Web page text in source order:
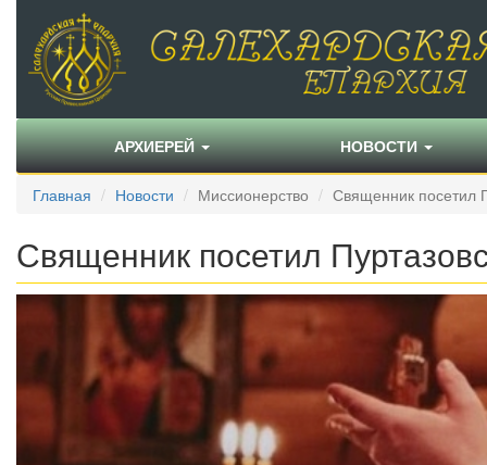
АРХИЕРЕЙ НОВОСТИ
Главная Новости Миссионерство Священник посетил
Священник посетил